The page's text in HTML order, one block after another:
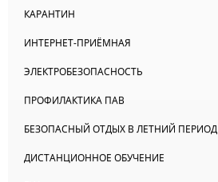
КАРАНТИН
ИНТЕРНЕТ-ПРИЁМНАЯ
ЭЛЕКТРОБЕЗОПАСНОСТЬ
ПРОФИЛАКТИКА ПАВ
БЕЗОПАСНЫЙ ОТДЫХ В ЛЕТНИЙ ПЕРИОД
ДИСТАНЦИОННОЕ ОБУЧЕНИЕ